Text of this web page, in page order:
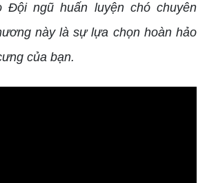
Đội ngũ huấn luyện chó chuyên
này là sự lựa chọn hoàn hảo
của bạn.